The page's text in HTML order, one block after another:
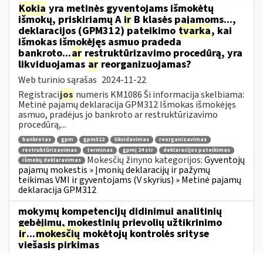
Kokia yra metinės gyventojams išmokėtų
išmokų, priskiriamų A ir B klasės pajamoms...,
deklaracijos (GPM312) pateikimo tvarka, kai
išmokas išmokėjęs asmuo pradeda
bankroto...ar restruktūrizavimo procedūrą, yra
likviduojamas ar reorganizuojamas?
Web turinio sąrašas 2024-11-22
Registracijos numeris KM1086 Ši informacija skelbiama:
Metinė pajamų deklaracija GPM312 Išmokas išmokėjęs
asmuo, pradėjus jo bankroto ar restruktūrizavimo
procedūrą,...
bankrotas gpm gpm312 likvidavimas
reorganizavimas
restruktūrizavimas
terminas gpmį 24 str
deklaracijos pateikimas
išmokų deklaravimas
Mokesčių žinyno kategorijos:Gyventojų
pajamų mokestis » Įmonių deklaracijų ir pažymų
teikimas VMI ir gyventojams (V skyrius) » Metinė pajamų
deklaracija GPM312
mokymų kompetencijų didinimui analitinių
gebėjimų, mokestinių prievolių užtikrinimo
ir...mokesčių mokėtojų kontrolės srityse
viešasis pirkimas